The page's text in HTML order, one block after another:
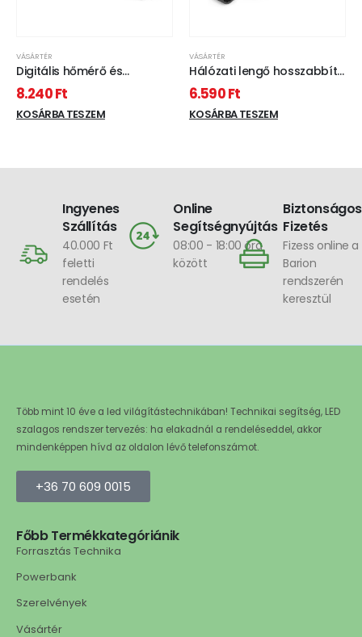
VÁSÁRTÉR
Digitális hőmérő és
ébresztőóra - kültéri /
beltéri - USB-s, elemes -
fehér
8.240Ft
KOSÁRBA TESZEM
VÁSÁRTÉR
Hálózati lengő hosszabbító
10m
6.590Ft
KOSÁRBA TESZEM
Ingyenes
Szállítás
40.000 Ft
feletti
rendelés
esetén
Online
Segítségnyújtás
08:00 - 18:00 óra
között
Biztonságos
Fizetés
Fizess online a
Barion
rendszerén
keresztül
Több mint 10 éve a led világítástechnikában! Technikai segítség, LED
szalagos rendszer tervezés: ha elakadnál a rendeléseddel, akkor
mindenképpen hívd az oldalon lévő telefonszámot.
+36 70 609 0015
Főbb Termékkategóriánik
Forrasztás Technika
Powerbank
Szerelvények
Vásártér